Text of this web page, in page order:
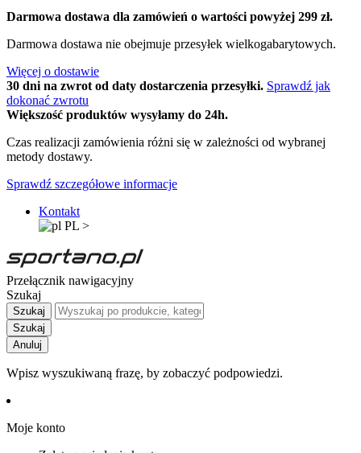
Darmowa dostawa dla zamówień o wartości powyżej 299 zł.
Darmowa dostawa nie obejmuje przesyłek wielkogabarytowych.
Więcej o dostawie
30 dni na zwrot od daty dostarczenia przesyłki. Sprawdź jak
dokonać zwrotu
Większość produktów wysyłamy do 24h.
Czas realizacji zamówienia różni się w zależności od wybranej
metody dostawy.
Sprawdź szczegółowe informacje
Kontakt
PL >
Przełącznik nawigacyjny
Szukaj
Szukaj
Szukaj
Anuluj
Wpisz wyszukiwaną frazę, by zobaczyć podpowiedzi.
Moje konto